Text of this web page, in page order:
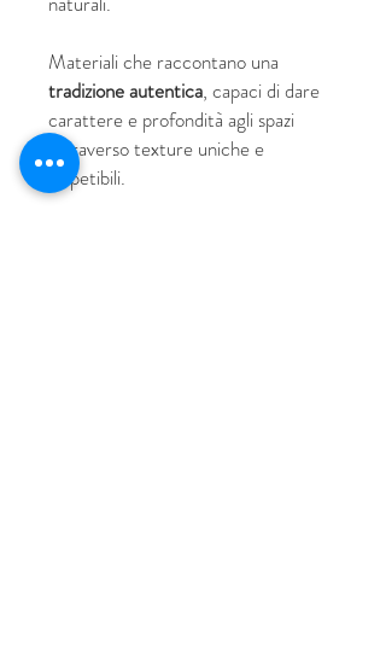
Materiali che raccontano una
tradizione autentica, capaci di dare
carattere e profondità agli spazi
attraverso texture uniche e
irripetibili.